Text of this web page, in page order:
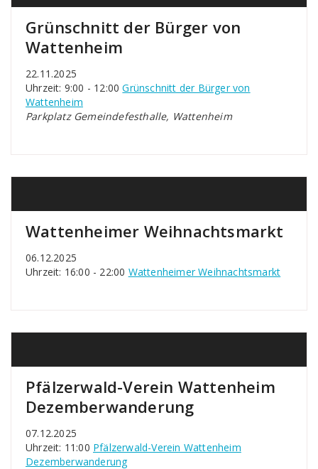
Grünschnitt der Bürger von
Wattenheim
22.11.2025
Uhrzeit: 9:00 - 12:00Grünschnitt der Bürger von
Wattenheim
Parkplatz Gemeindefesthalle, Wattenheim
Wattenheimer Weihnachtsmarkt
06.12.2025
Uhrzeit: 16:00 - 22:00 Wattenheimer Weihnachtsmarkt
Pfälzerwald-Verein Wattenheim
Dezemberwanderung
07.12.2025
Uhrzeit: 11:00 Pfälzerwald-Verein Wattenheim
Dezemberwanderung